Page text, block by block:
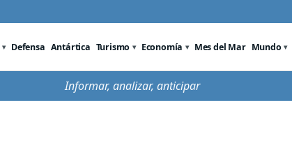
Defensa Antártica Turismo Economía Mes del Mar Mundo
Informar, analizar, anticipar